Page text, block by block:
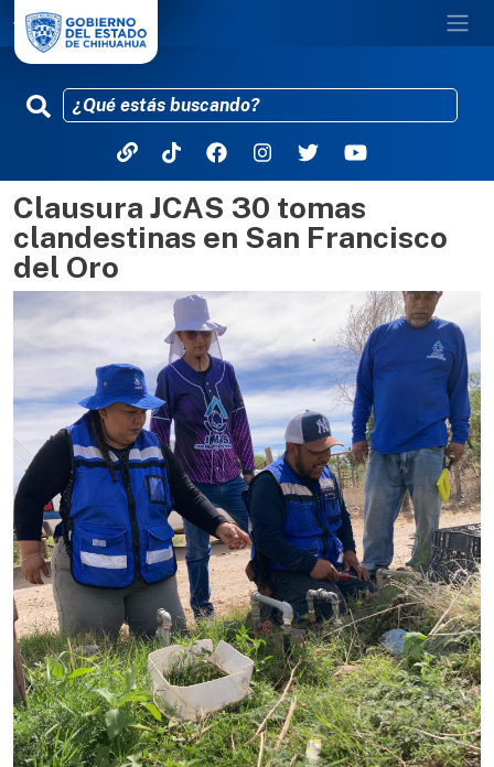
Pasar al contenido principal
Clausura JCAS 30 tomas
clandestinas en San Francisco
del Oro